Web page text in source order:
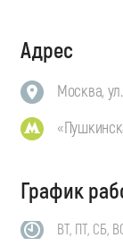
Адрес
Москва,
График
ВТ, ПТ, СБ,